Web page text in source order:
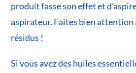
produit fasse son effet et
aspirateur. Faites bien attention
résidus !
Si vous avez des huiles